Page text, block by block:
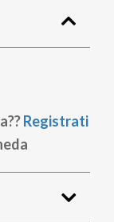
Registrati